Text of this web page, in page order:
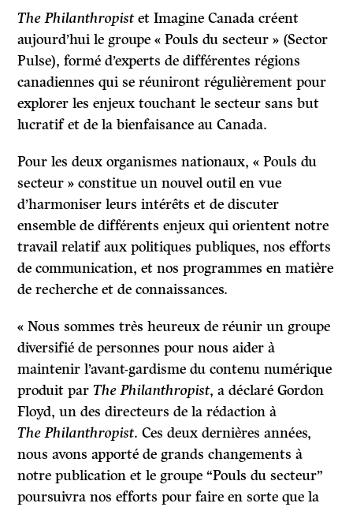
The Philanthropistet Imagine Canada créent
aujourd’hui le groupe « Pouls du secteur » (Sector
Pulse), formé d’experts de différentes régions
canadiennes qui se réuniront régulièrement pour
explorer les enjeux touchant le secteur sans but
lucratif et de la bienfaisance au Canada.
Pour les deux organismes nationaux, « Pouls du
secteur » constitue un nouvel outil en vue
d’harmoniser leurs intérêts et de discuter
ensemble de différents enjeux qui orientent notre
travail relatif aux politiques publiques, nos efforts
de communication, et nos programmes en matière
de recherche et de connaissances.
« Nous sommes très heureux de réunir un groupe
diversifié de personnes pour nous aider à
maintenir l’avant-gardisme du contenu numérique
produit parThe Philanthropist, a déclaré Gordon
Floyd, un des directeurs de la rédaction à
The Philanthropist. Ces deux dernières années,
nous avons apporté de grands changements à
notre publication et le groupe “Pouls du secteur”
poursuivra nos efforts pour faire en sorte que la